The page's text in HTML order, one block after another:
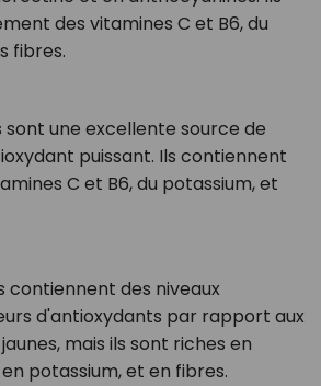
des vitamines C et B6, du
fibres.
sont une excellente source de
puissant. Ils contiennent
C et B6, du potassium, et
contiennent des niveaux
d'antioxydants par rapport aux
mais ils sont riches en
potassium, et en fibres.